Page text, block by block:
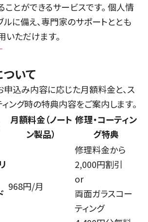
ことができるサービスです。 個人情
に備え、専門家のサポートととも
いただけます。
いて
申込み内容に応じた月額料金と、ス
ング時の特典内容をご案内します。
月額料金（ノート
ン製品）
修理・コーティン
グ特典
968円/月
修理料金から
2,000円割引
or
両面ガラスコー
ティング